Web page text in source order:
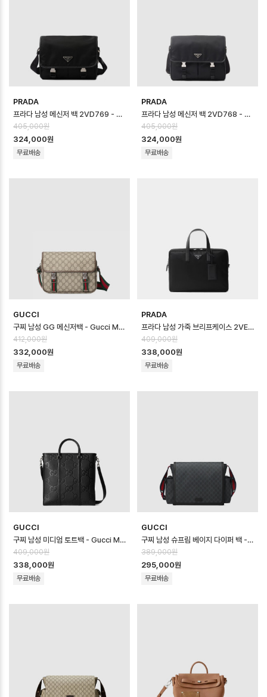
PRADA
프라다 남성 메신저 백 2VD769 - Prada Mens Messenger Bag - p…
405,000원
324,000원
무료배송
PRADA
프라다 남성 메신저 백 2VD768 - Prada Mens Messenger Bag - p…
405,000원
324,000원
무료배송
GUCCI
구찌 남성 GG 메신저백 - Gucci Mens GG Messenger Bag - gub1…
412,000원
332,000원
무료배송
PRADA
프라다 남성 가죽 브리프케이스 2VE005 - Prada Mens Leather Brief…
409,000원
338,000원
무료배송
GUCCI
구찌 남성 미디엄 토트백 - Gucci Mens Medium Tote Bag - gub14…
409,000원
338,000원
무료배송
GUCCI
구찌 남성 슈프림 베이지 다이퍼 백 - Gucci Mens Supreme Beige Dia…
389,000원
295,000원
무료배송